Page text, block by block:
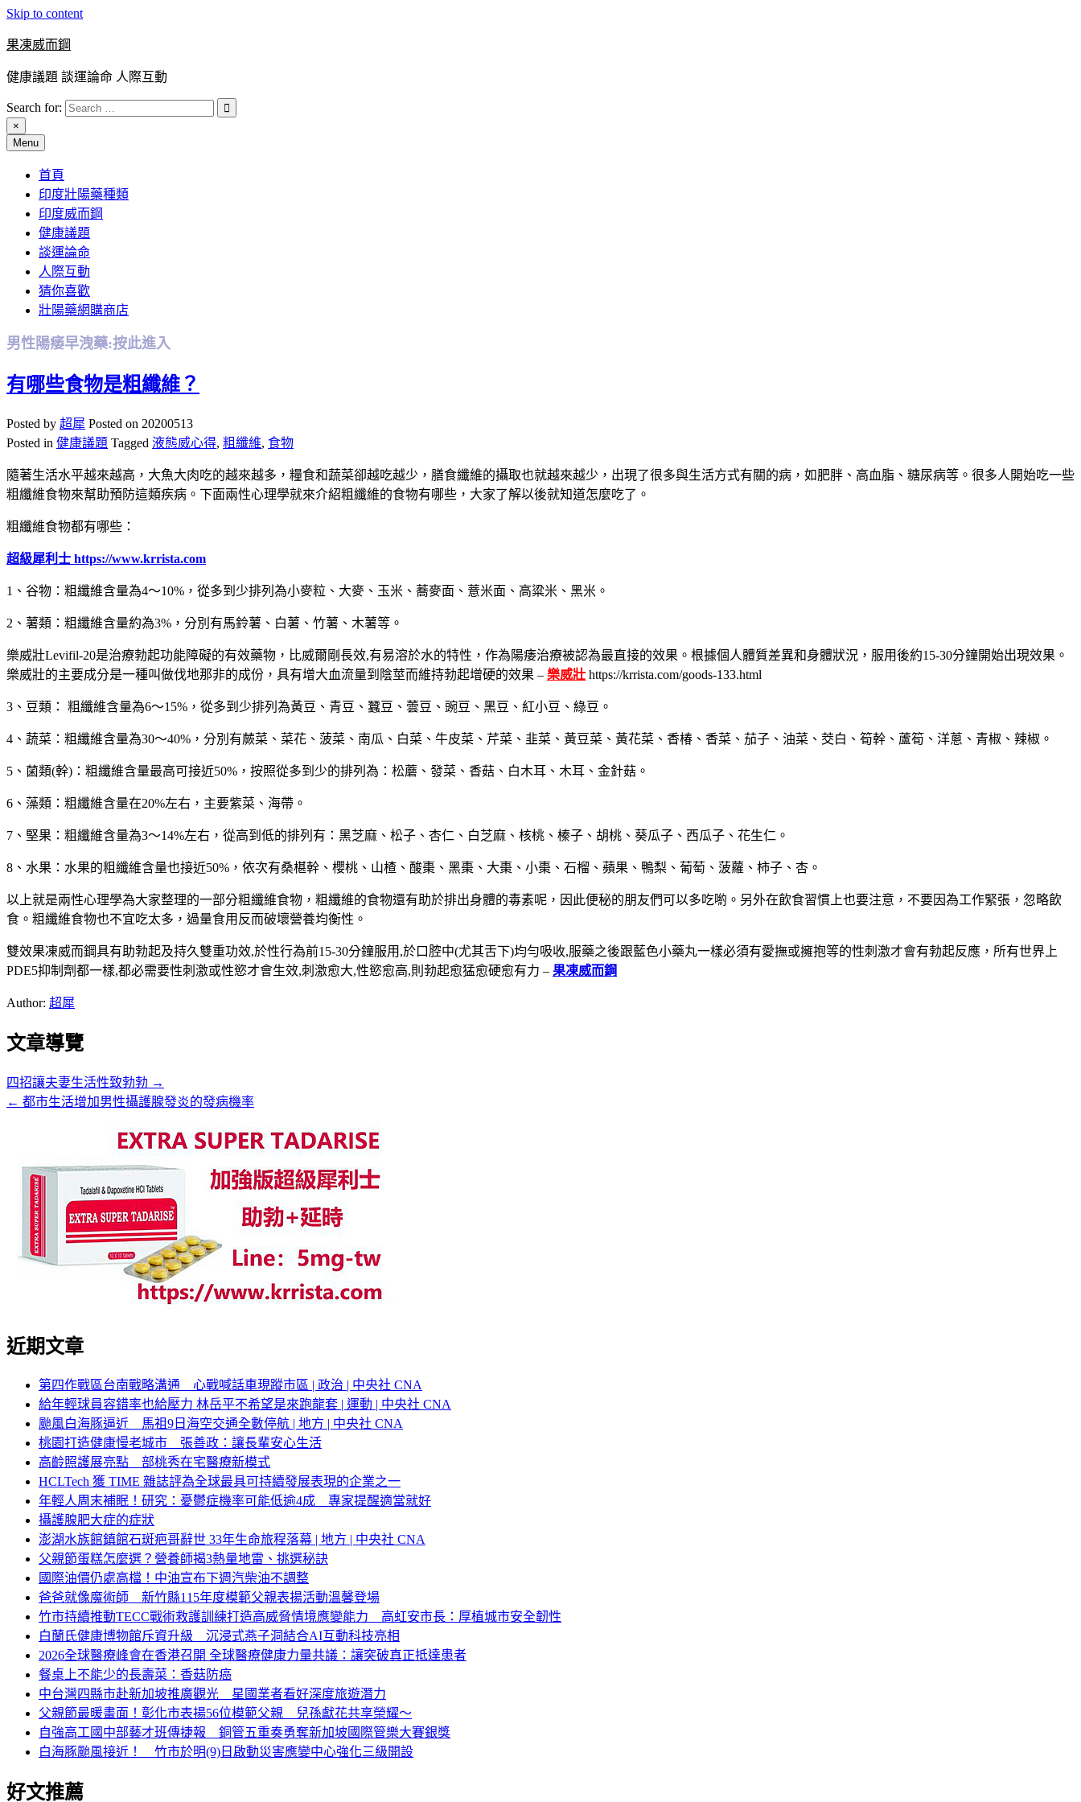
Skip to content
果凍威而鋼
健康議題 談運論命 人際互動
Search for:
×
Menu
首頁
印度壯陽藥種類
印度威而鋼
健康議題
談運論命
人際互動
猜你喜歡
壯陽藥網購商店
男性陽痿早洩藥:按此進入
有哪些食物是粗纖維？
Posted by 超犀 Posted on 20200513
Posted in 健康議題 Tagged 液態威心得, 粗纖維, 食物
隨著生活水平越來越高，大魚大肉吃的越來越多，糧食和蔬菜卻越吃越少，膳食纖維的攝取也就越來越少，出現了很多與生活方式有關的病，如肥胖、高血脂、糖尿病等。很多人開始吃一些
粗纖維食物來幫助預防這類疾病。下面兩性心理學就來介紹粗纖維的食物有哪些，大家了解以後就知道怎麼吃了。
粗纖維食物都有哪些：
超級犀利士 https://www.krrista.com
1、谷物：粗纖維含量為4～10%，從多到少排列為小麥粒、大麥、玉米、蕎麥面、薏米面、高粱米、黑米。
2、薯類：粗纖維含量約為3%，分別有馬鈴薯、白薯、竹薯、木薯等。
樂威壯Levifil-20是治療勃起功能障礙的有效藥物，比威爾剛長效,有易溶於水的特性，作為陽痿治療被認為最直接的效果。根據個人體質差異和身體狀況，服用後約15-30分鐘開始出現效果。
樂威壯的主要成分是一種叫做伐地那非的成份，具有增大血流量到陰莖而維持勃起增硬的效果 – 樂威壯 https://krrista.com/goods-133.html
3、豆類： 粗纖維含量為6～15%，從多到少排列為黃豆、青豆、蠶豆、蕓豆、豌豆、黑豆、紅小豆、綠豆。
4、蔬菜：粗纖維含量為30～40%，分別有蕨菜、菜花、菠菜、南瓜、白菜、牛皮菜、芹菜、韭菜、黃豆菜、黃花菜、香椿、香菜、茄子、油菜、茭白、筍幹、蘆筍、洋蔥、青椒、辣椒。
5、菌類(幹)：粗纖維含量最高可接近50%，按照從多到少的排列為：松蘑、發菜、香菇、白木耳、木耳、金針菇。
6、藻類：粗纖維含量在20%左右，主要紫菜、海帶。
7、堅果：粗纖維含量為3～14%左右，從高到低的排列有：黑芝麻、松子、杏仁、白芝麻、核桃、榛子、胡桃、葵瓜子、西瓜子、花生仁。
8、水果：水果的粗纖維含量也接近50%，依次有桑椹幹、櫻桃、山楂、酸棗、黑棗、大棗、小棗、石榴、蘋果、鴨梨、葡萄、菠蘿、柿子、杏。
以上就是兩性心理學為大家整理的一部分粗纖維食物，粗纖維的食物還有助於排出身體的毒素呢，因此便秘的朋友們可以多吃喲。另外在飲食習慣上也要注意，不要因為工作緊張，忽略飲
食。粗纖維食物也不宜吃太多，過量食用反而破壞營養均衡性。
雙效果凍威而鋼具有助勃起及持久雙重功效,於性行為前15-30分鐘服用,於口腔中(尤其舌下)均勻吸收,服藥之後跟藍色小藥丸一樣必須有愛撫或擁抱等的性刺激才會有勃起反應，所有世界上
PDE5抑制劑都一樣,都必需要性刺激或性慾才會生效,刺激愈大,性慾愈高,則勃起愈猛愈硬愈有力 – 果凍威而鋼
Author: 超犀
文章導覽
四招讓夫妻生活性致勃勃 →
← 都市生活增加男性攝護腺發炎的發病機率
近期文章
第四作戰區台南戰略溝通 心戰喊話車現蹤市區 | 政治 | 中央社 CNA
給年輕球員容錯率也給壓力 林岳平不希望是來跑龍套 | 運動 | 中央社 CNA
颱風白海豚逼近 馬祖9日海空交通全數停航 | 地方 | 中央社 CNA
桃園打造健康慢老城市 張善政：讓長輩安心生活
高齡照護展亮點 部桃秀在宅醫療新模式
HCLTech 獲 TIME 雜誌評為全球最具可持續發展表現的企業之一
年輕人周末補眠！研究：憂鬱症機率可能低逾4成 專家提醒適當就好
攝護腺肥大症的症狀
澎湖水族館鎮館石斑疤哥辭世 33年生命旅程落幕 | 地方 | 中央社 CNA
父親節蛋糕怎麼選？營養師揭3熱量地雷、挑選秘訣
國際油價仍處高檔！中油宣布下週汽柴油不調整
爸爸就像魔術師 新竹縣115年度模範父親表揚活動溫馨登場
竹市持續推動TECC戰術救護訓練打造高威脅情境應變能力 高虹安市長：厚植城市安全韌性
白蘭氏健康博物館斥資升級 沉浸式燕子洞結合AI互動科技亮相
2026全球醫療峰會在香港召開 全球醫療健康力量共議：讓突破真正抵達患者
餐桌上不能少的長壽菜：香菇防癌
中台灣四縣市赴新加坡推廣觀光 星國業者看好深度旅遊潛力
父親節最暖畫面！彰化市表揚56位模範父親 兒孫獻花共享榮耀～
自強高工國中部藝才班傳捷報 銅管五重奏勇奪新加坡國際管樂大賽銀獎
白海豚颱風接近！ 竹市於明(9)日啟動災害應變中心強化三級開設
好文推薦